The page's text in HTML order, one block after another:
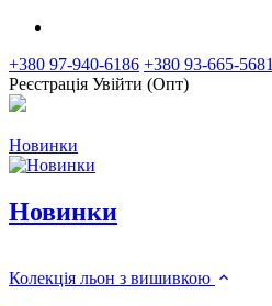
+380 97-940-6186 +380 93-665-5681
Реєстрація Увійти (Опт)
Новинки
Новинки
Колекція льон з вишивкою